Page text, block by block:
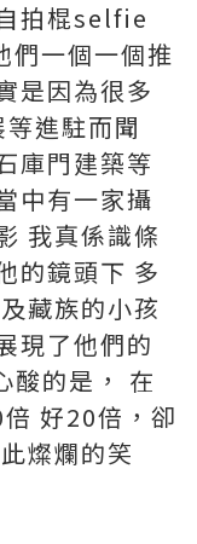
拍棍selfie
們一個一個推
是因為很多
進駐而聞
庫門建築等
中有一家攝
我真係識條
的鏡頭下 多
藏族的小孩
現了他們的
酸的是， 在
好20倍，卻
燦爛的笑